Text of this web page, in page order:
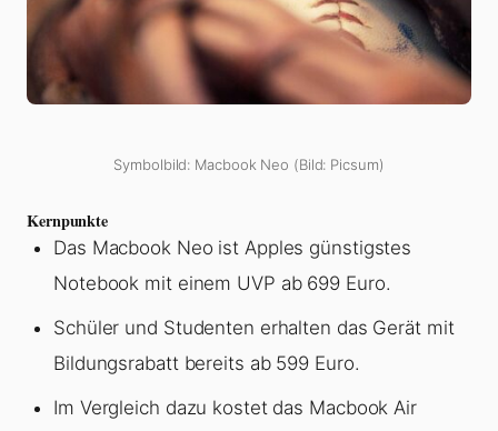
Symbolbild: Macbook Neo (Bild: Picsum)
Kernpunkte
Das Macbook Neo ist Apples günstigstes
Notebook mit einem UVP ab 699 Euro.
Schüler und Studenten erhalten das Gerät mit
Bildungsrabatt bereits ab 599 Euro.
Im Vergleich dazu kostet das Macbook Air